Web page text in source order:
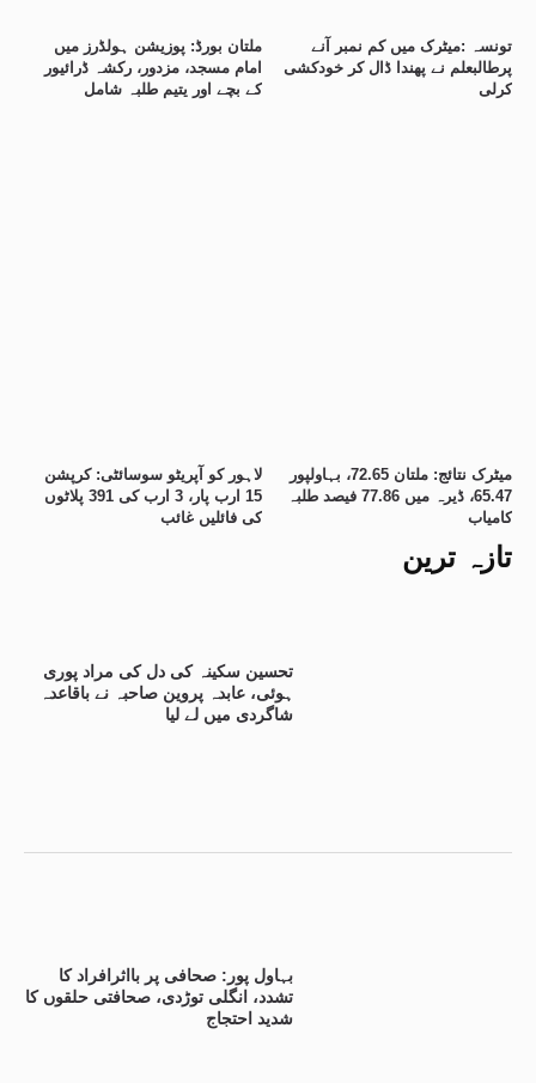
تازہ ترین
تحسین سکینہ کی دل کی مراد پوری
ہوئی، عابدہ پروین صاحبہ نے باقاعدہ
شاگردی میں لے لیا
بہاول پور: صحافی پر بااثرافراد کا
تشدد، انگلی توڑدی، صحافتی حلقوں کا
شدید احتجاج
ملتان بورڈ: پوزیشن ہولڈرز میں
امام مسجد، مزدور، رکشہ ڈرائیور
کے بچے اور یتیم طلبہ شامل
تونسہ :میٹرک میں کم نمبر آنے
پرطالبعلم نے پھندا ڈال کر خودکشی
کرلی
لاہور کو آپریٹو سوسائٹی: کرپشن
15 ارب پار، 3 ارب کی 391 پلاٹوں
کی فائلیں غائب
میٹرک نتائج: ملتان 72.65، بہاولپور
65.47، ڈیرہ میں 77.86 فیصد طلبہ
کامیاب